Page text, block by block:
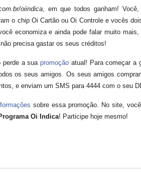
oiindica, em que todos ganham!
o chip Oi Cartão ou Oi Controle e vocês
economiza e ainda pode falar muito
precisa gastar os seus créditos!
perde a suapromoção atual! Para começar a
os seus amigos. Os seus amigos
e enviam um SMS para 4444 com o seu
sobre essa promoção. No site,
Oi Indica! Participe hoje mesmo!